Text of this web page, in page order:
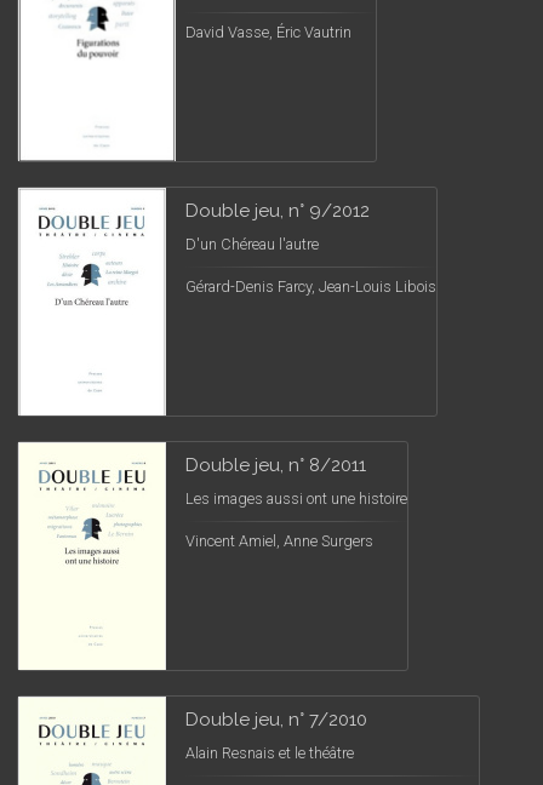
David Vasse, Éric Vautrin
Double jeu, n° 9/2012
D'un Chéreau l'autre
Gérard-Denis Farcy, Jean-Louis Libois
Double jeu, n° 8/2011
Les images aussi ont une histoire
Vincent Amiel, Anne Surgers
Double jeu, n° 7/2010
Alain Resnais et le théâtre